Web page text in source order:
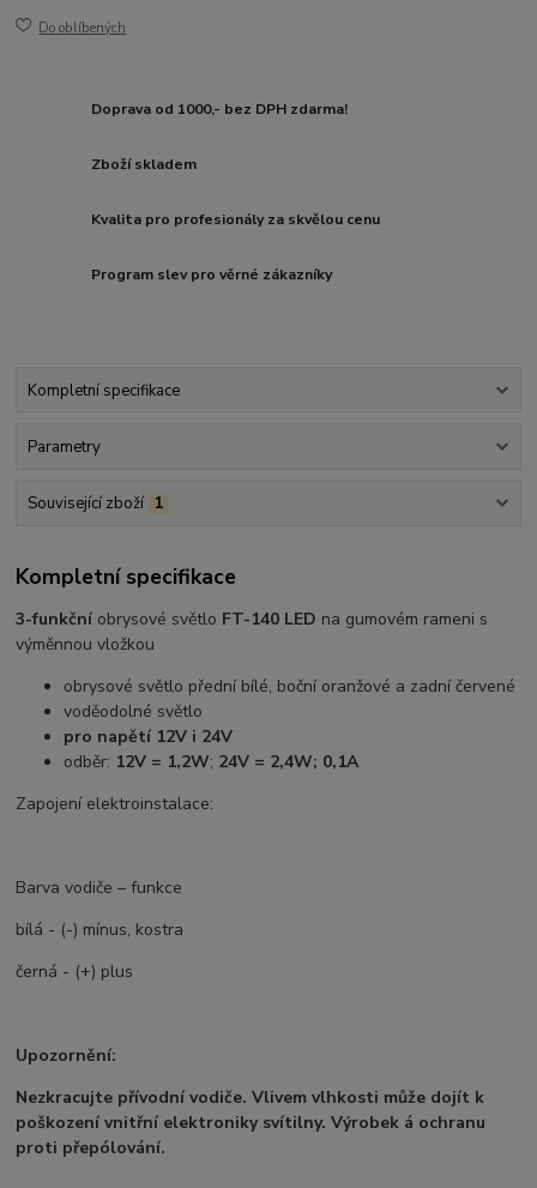
Do oblíbených
Doprava od 1000,- bez DPH zdarma!
Zboží skladem
Kvalita pro profesionály za skvělou cenu
Program slev pro věrné zákazníky
Kompletní specifikace
Parametry
Související zboží 1
Kompletní specifikace
3-funkční obrysové světlo FT-140 LED na gumovém rameni s
výměnnou vložkou
obrysové světlo přední bílé, boční oranžové a zadní červené
voděodolné světlo
pro napětí 12V i 24V
odběr: 12V = 1,2W; 24V = 2,4W; 0,1A
Zapojení elektroinstalace:
Barva vodiče – funkce
bílá - (-) mínus, kostra
černá - (+) plus
Upozornění:
Nezkracujte přívodní vodiče. Vlivem vlhkosti může dojít k
poškození vnitřní elektroniky svítilny. Výrobek á ochranu
proti přepólování.